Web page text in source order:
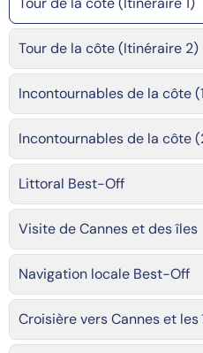
Tour de la côte (Itinéraire 2)
Incontournables de la côte
Incontournables de la côte
Littoral Best-Off
Visite de Cannes et des îles
Navigation locale Best-Off
Croisière vers Cannes et les